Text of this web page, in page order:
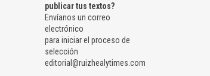
publicar tus textos?
Envíanos un correo
electrónico
para iniciar el proceso de
selección
editorial@ruizhealytimes.com